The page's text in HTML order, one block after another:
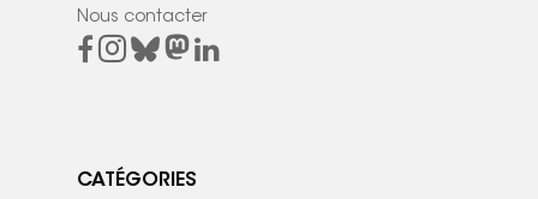
Nous contacter
CATÉGORIES